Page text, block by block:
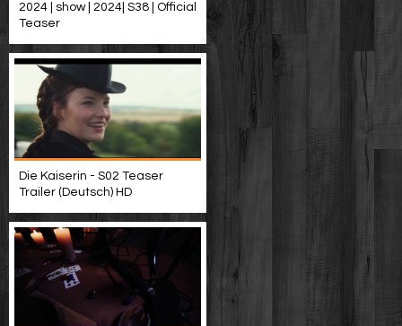
2024 | show | 2024| S38 | Official
Teaser
Die Kaiserin - S02 Teaser
Trailer (Deutsch) HD